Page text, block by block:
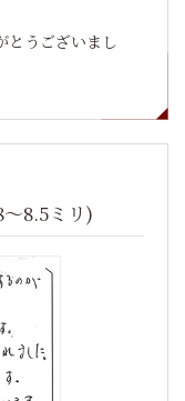
とうございまし
8.5ミリ)